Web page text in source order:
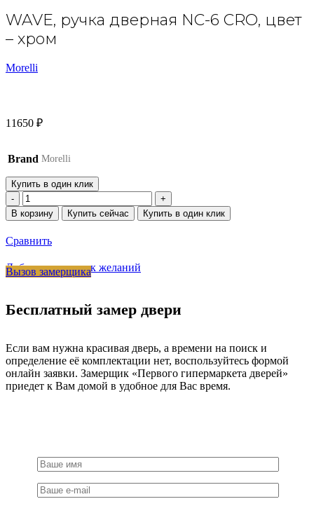
WAVE, ручка дверная NC-6 CRO, цвет
– хром
Morelli
11650 ₽
Brand Morelli
Купить в один клик
Количество
товара
WAVE,
дверная
6
-
В корзину Купить сейчас Купить в один клик
Сравнить
Добавить в список желаний
Вызов замерщика
Бесплатный замер двери
Если вам нужна красивая дверь, а времени на поиск и
определение её комплектации нет, воспользуйтесь формой
онлайн заявки. Замерщик «Первого гипермаркета дверей»
приедет к Вам домой в удобное для Вас время.